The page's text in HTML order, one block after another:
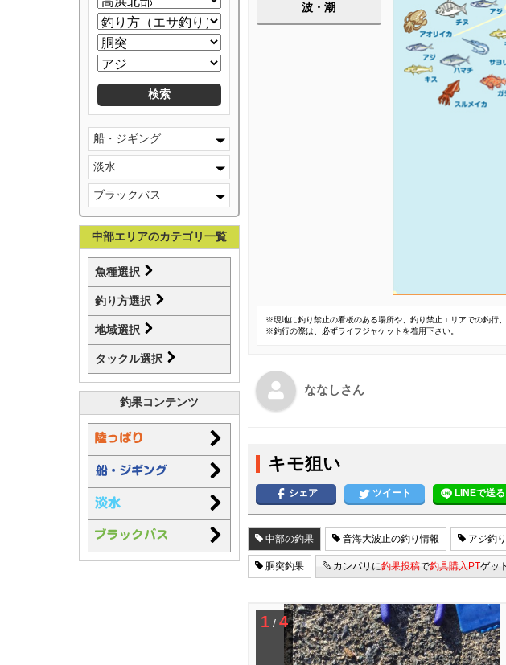
船・ジギング
淡水
ブラックバス
中部エリアのカテゴリ一覧
魚種選択
釣り方選択
地域選択
タックル選択
釣果コンテンツ
波・潮
※現地に釣り禁止の看板のある場所や、釣り禁止エリアでの釣行
※釣行の際は、必ずライフジャケットを着用下さい。
ななしさん
キモ狙い
シェア ツイート LINEで送る
中部の釣果 音海大波止の釣り情報 アジ釣り
胴突釣果 カンパリに釣果投稿で釣具購入PTゲッ
1 / 4